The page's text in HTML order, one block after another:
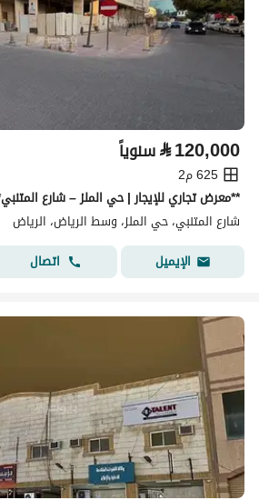
⃁120,000 سنوياً
625 م2
**معرض تجاري للإيجار | حي الملز – شارع
شارع المتنبي، حي الملز، وسط الرياض، الرياض
الإيميل
اتصال